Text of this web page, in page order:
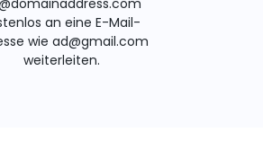
an eine E-Mail-
wie ad@gmail.com
weiterleiten.